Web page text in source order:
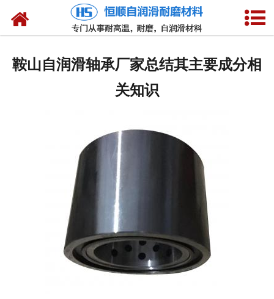
网站首页
选型介绍
合作客户
公司概况
联系我们
鞍山自润滑轴承厂家总结其主要成分相
关知识